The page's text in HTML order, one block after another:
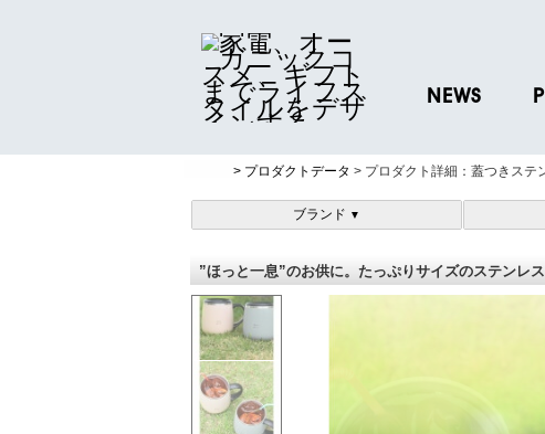
NEWS
プレスリリース プロ
ノ
お
> プロダクトデータ > プロダクト詳細：蓋つきステ
ブランド ▼
”ほっと一息”のお供に。たっぷりサイズのステンレ